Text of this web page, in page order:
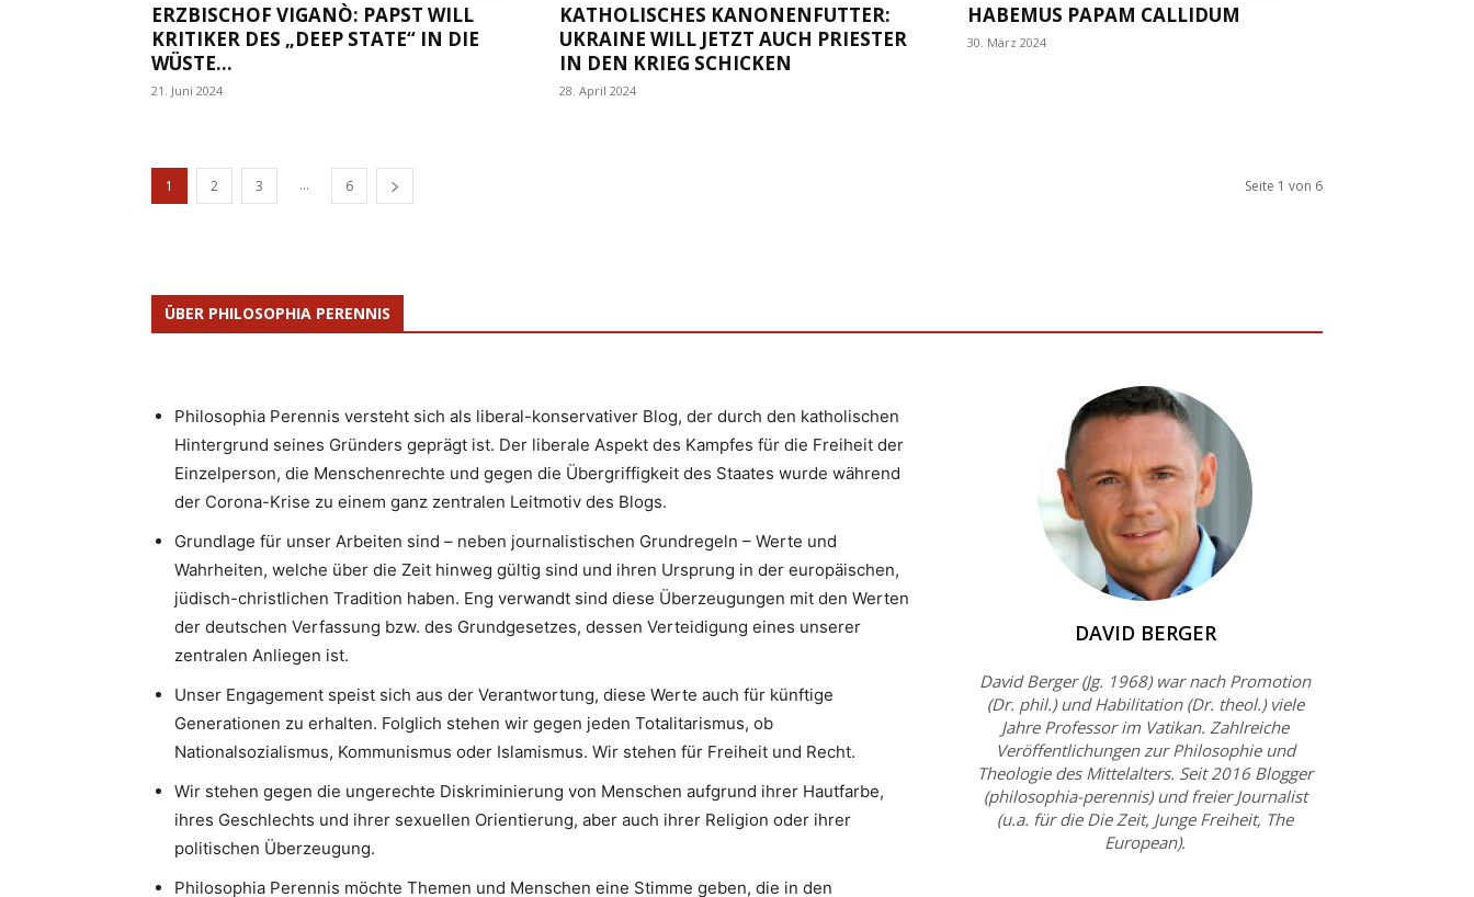
ERZBISCHOF VIGANÒ: PAPST WILL
KRITIKER DES „DEEP STATE“ IN DIE
WÜSTE...
21. Juni 2024
KATHOLISCHES KANONENFUTTER:
UKRAINE WILL JETZT AUCH PRIESTER
IN DEN KRIEG SCHICKEN
28. April 2024
HABEMUS PAPAM CALLIDUM
30. März 2024
1 2 3 ... 6 Seite 1 von 6
ÜBER PHILOSOPHIA PERENNIS
Philosophia Perennis versteht sich als liberal-konservativer Blog, der durch den katholischen
Hintergrund seines Gründers geprägt ist. Der liberale Aspekt des Kampfes für die Freiheit der
Einzelperson, die Menschenrechte und gegen die Übergriffigkeit des Staates wurde während
der Corona-Krise zu einem ganz zentralen Leitmotiv des Blogs.
Grundlage für unser Arbeiten sind – neben journalistischen Grundregeln – Werte und
Wahrheiten, welche über die Zeit hinweg gültig sind und ihren Ursprung in der europäischen,
jüdisch-christlichen Tradition haben. Eng verwandt sind diese Überzeugungen mit den Werten
der deutschen Verfassung bzw. des Grundgesetzes, dessen Verteidigung eines unserer
zentralen Anliegen ist.
Unser Engagement speist sich aus der Verantwortung, diese Werte auch für künftige
Generationen zu erhalten. Folglich stehen wir gegen jeden Totalitarismus, ob
Nationalsozialismus, Kommunismus oder Islamismus. Wir stehen für Freiheit und Recht.
Wir stehen gegen die ungerechte Diskriminierung von Menschen aufgrund ihrer Hautfarbe,
ihres Geschlechts und ihrer sexuellen Orientierung, aber auch ihrer Religion oder ihrer
politischen Überzeugung.
Philosophia Perennis möchte Themen und Menschen eine Stimme geben, die in den
DAVID BERGER
David Berger (Jg. 1968) war nach Promotion
(Dr. phil.) und Habilitation (Dr. theol.) viele
Jahre Professor im Vatikan. Zahlreiche
Veröffentlichungen zur Philosophie und
Theologie des Mittelalters. Seit 2016 Blogger
(philosophia-perennis) und freier Journalist
(u.a. für die Die Zeit, Junge Freiheit, The
European).